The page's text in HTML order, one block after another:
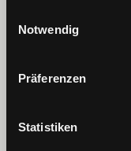
Notwendig
Präferenzen
Statistiken